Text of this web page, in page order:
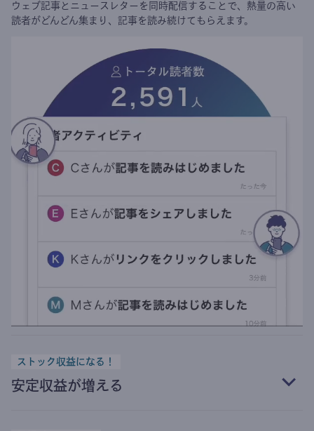
ウェブ記事とニュースレターを同時配信することで、熱量の高い
読者がどんどん集まり、記事を読み続けてもらえます。
ストック収益になる！
安定収益が増える